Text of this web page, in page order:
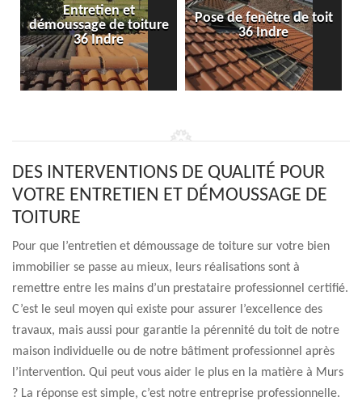
Entretien et
démoussage de toiture
36 Indre
Pose de fenêtre de toit
36 Indre
DES INTERVENTIONS DE QUALITÉ POUR
VOTRE ENTRETIEN ET DÉMOUSSAGE DE
TOITURE
Pour que l’entretien et démoussage de toiture sur votre bien
immobilier se passe au mieux, leurs réalisations sont à
remettre entre les mains d’un prestataire professionnel certifié.
C’est le seul moyen qui existe pour assurer l’excellence des
travaux, mais aussi pour garantie la pérennité du toit de notre
maison individuelle ou de notre bâtiment professionnel après
l’intervention. Qui peut vous aider le plus en la matière à Murs
? La réponse est simple, c’est notre entreprise professionnelle.